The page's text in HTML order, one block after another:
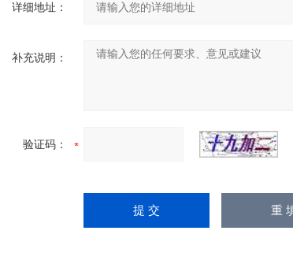
详细地址：
补充说明：
验证码：